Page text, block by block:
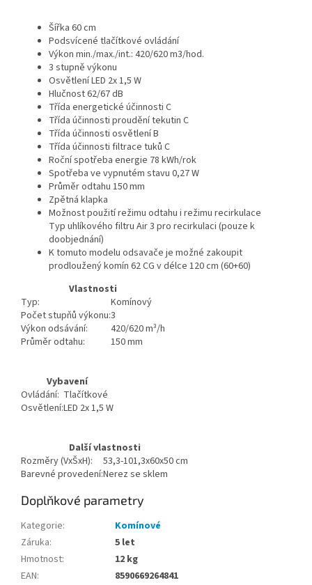
Šířka 60 cm
Podsvícené tlačítkové ovládání
Výkon min./max./int.: 420/620 m3/hod.
3 stupně výkonu
Osvětlení LED 2x 1,5 W
Hlučnost 62/67 dB
Třída energetické účinnosti C
Třída účinnosti proudění tekutin C
Třída účinnosti osvětlení B
Třída účinnosti filtrace tuků C
Roční spotřeba energie 78 kWh/rok
Spotřeba ve vypnutém stavu 0,27 W
Průměr odtahu 150 mm
Zpětná klapka
Možnost použití režimu odtahu i režimu recirkulace
Typ uhlíkového filtru Air 3 pro recirkulaci (pouze k
doobjednání)
K tomuto modelu odsavače je možné zakoupit
prodloužený komín 62 CG v délce 120 cm (60+60)
Vlastnosti
Typ:
Komínový
Počet stupňů výkonu:3
Výkon odsávání:
420/620 m³/h
Průměr odtahu:
150 mm
Vybavení
Ovládání: Tlačítkové
Osvětlení:LED 2x 1,5 W
Další vlastnosti
Rozměry (VxŠxH):
53,3-101,3x60x50 cm
Barevné provedení:Nerez se sklem
Doplňkové parametry
Kategorie:
Komínové
Záruka:
5 let
Hmotnost:
12 kg
EAN:
8590669264841